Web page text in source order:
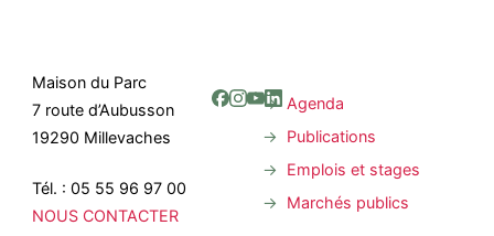
Maison du Parc
7 route d’Aubusson
19290 Millevaches
Tél. : 05 55 96 97 00
NOUS CONTACTER
Agenda
Publications
Emplois et stages
Marchés publics